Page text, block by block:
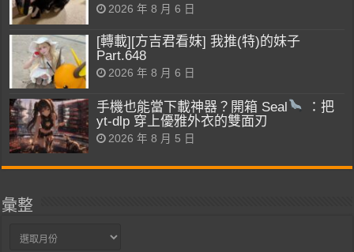
2026 年 8 月 6 日
[轉載][方吉君看妹] 我推(特)的妹子
Part.648
2026 年 8 月 6 日
手機也能當下載神器？開箱 Seal
：把
yt-dlp 穿上優雅外衣的雙面刃
2026 年 8 月 5 日
彙整
彙